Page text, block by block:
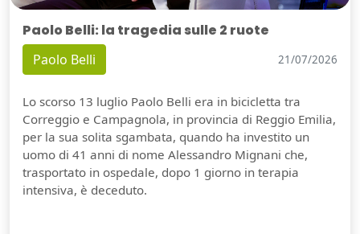
Paolo Belli: la tragedia sulle 2 ruote
Paolo Belli 21/07/2026
Lo scorso 13 luglio Paolo Belli era in bicicletta tra
Correggio e Campagnola, in provincia di Reggio Emilia,
per la sua solita sgambata, quando ha investito un
uomo di 41 anni di nome Alessandro Mignani che,
trasportato in ospedale, dopo 1 giorno in terapia
intensiva, è deceduto.